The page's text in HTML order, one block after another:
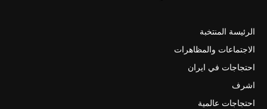
الرئيسة المنتخبة
الاجتماعات والمظاهرات
احتجاجات في ايران
اشرف
احتجاجات عالمية